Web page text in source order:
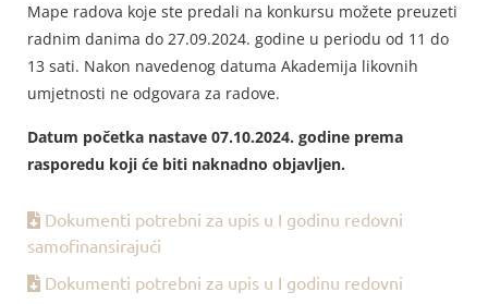
Mape radova koje ste predali na konkursu možete preuzeti
radnim danima do 27.09.2024. godine u periodu od 11 do
13 sati. Nakon navedenog datuma Akademija likovnih
umjetnosti ne odgovara za radove.
Datum početka nastave 07.10.2024. godine prema
rasporedu koji će biti naknadno objavljen.
Dokumenti potrebni za upis u I godinu redovni
samofinansirajući
Dokumenti potrebni za upis u I godinu redovni